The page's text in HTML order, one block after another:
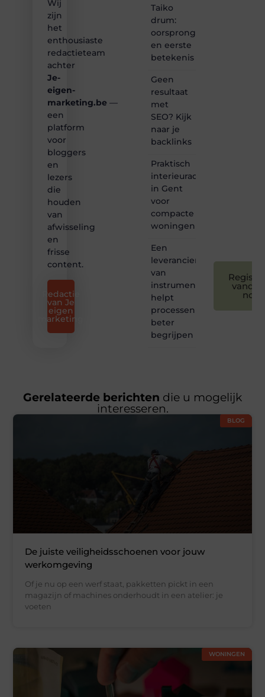
Wij
zijn
het
enthousiaste
redactieteam
achter
Je-
eigen-
marketing.be —
een
platform
voor
bloggers
en
lezers
die
houden
van
afwisseling
en
frisse
content.
Redactie
van Je
eigen
marketing
Taiko
drum:
oorsprong
en eerste
betekenis
Geen
resultaat
met
SEO? Kijk
naar je
backlinks
Praktisch
interieuradvies
in Gent
voor
compacte
woningen
Een
leverancier
van
instrumentatie
helpt
processen
beter
begrijpen
nog
Gerelateerde berichten die u mogelijk
interesseren.
BLOG
De juiste veiligheidsschoenen voor jouw
werkomgeving
Of je nu op een werf staat, pakketten pickt in een
magazijn of machines onderhoudt in een atelier: je
voeten
WONINGEN